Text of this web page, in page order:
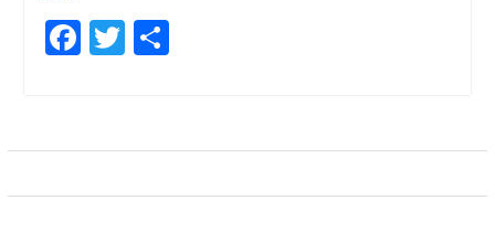
Facebook
Twitter
Share